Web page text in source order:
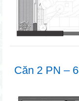
Căn 2 PN –